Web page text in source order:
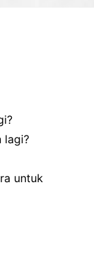
lagi?
untuk